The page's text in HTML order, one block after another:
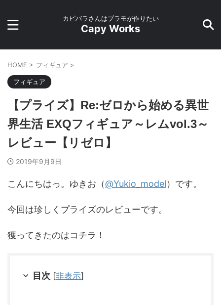
カピバラさんはプラモが作りたい
Capy Works
HOME > フィギュア >
フィギュア
【プライズ】Re:ゼロから始める異世
界生活 EXQフィギュア～レムvol.3～
レビュー【リゼロ】
2019年9月9日
こんにちはっ。ゆきお（@Yukio_model）です。
今回は珍しくプライズのレビューです。
獲ってきたのはコチラ！
目次 [非表示]